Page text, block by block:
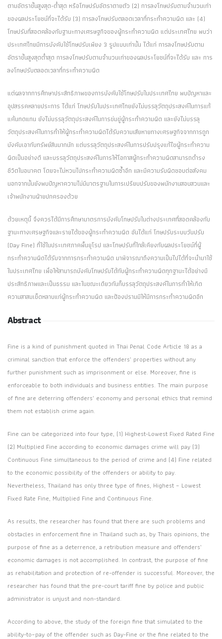
ตามอัตราขั้นสูงสุด-ต่ำสุด หรือโทษปรับอัตราตายตัว (2) การลงโทษปรับตามจำนวนเท่า
ของผลประโยชน์ที่จะได้รับ (3) การลงโทษปรับตลอดเวลาที่กระทำความผิด และ (4)
โทษปรับที่สอดคล้องกับฐานะทางเศรษฐกิจของผู้กระทำความผิด แต่ประเทศไทย พบว่า
ประเทศไทยมีการบังคับใช้โทษปรับเพียง 3 รูปแบบเท่านั้น ได้แก่ การลงโทษปรับตาม
อัตราขั้นสูงสุดต่ำสุด การลงโทษปรับตามจำนวนเท่าของผลประโยชน์ที่จะได้รับ และ การ
ลงโทษปรับตลอดเวลาที่กระทำความผิด
แต่ผลจากการศึกษาประสิทธิภาพของการบังคับใช้โทษปรับในประเทศไทย พบปัญหาและ
อุปสรรคหลายประการ ได้แก่ โทษปรับในประเทศไทยยังไม่บรรลุวัตถุประสงค์ในการแก้
แค้นทดแทน ยังไม่บรรลุวัตถุประสงค์ในการข่มขู่ผู้กระทำความผิด และยังไม่บรรลุ
วัตถุประสงค์ในการทำให้ผู้กระทำความผิดได้รับความเสียหายทางเศรษฐกิจจากการถูก
บังคับเอากับทรัพย์สินมากนัก แต่บรรลุวัตถุประสงค์ในการปรับปรุงแก้ไขผู้กระทำความ
ผิดเป็นอย่างดี และบรรลุวัตถุประสงค์ในการให้โอกาสผู้กระทำความผิดสามารถดำรง
ชีวิตในอนาคต โดยจะไม่หวนไปกระทำความผิดซ้ำอีก และมีความรับผิดชอบต่อสังคม
นอกจากนั้นยังพบปัญหาความไม่มีมาตรฐานในการเปรียบปรับของพนักงานสอบสวนและ
เจ้าพนักงานฝ่ายปกครองด้วย
ด้วยเหตุนี้ จึงควรได้มีการศึกษามาตรการบังคับโทษปรับในต่างประเทศที่สอดคล้องกับ
ฐานะทางเศรษฐกิจและรายได้ของผู้กระทำความผิด อันได้แก่ โทษปรับระบบวันปรับ
(Day Fine) ที่ใช้ในประเทศภาคพื้นยุโรป และโทษปรับที่ใกล้เคียงกับผลประโยชน์ที่ผู้
กระทำความผิดได้รับจากการกระทำความผิด มาพิจารณาถึงความเป็นไปได้ที่จะนำมาใช้
ในประเทศไทย เพื่อให้สามารถบังคับโทษปรับได้กับผู้กระทำความผิดทุกฐานะได้อย่างมี
ประสิทธิภาพและเป็นธรรม และในขณะเดียวกันก็บรรลุวัตถุประสงค์ในการทำให้เกิด
ความสาสมเข็ดหลาบแก่ผู้กระทำความผิด และป้องปรามมิให้มีการกระทำความผิดอีก
Abstract
Fine is a kind of punishment quoted in Thai Penal Code Article 18 as a
criminal sanction that enforce the offenders’ properties without any
further punishment such as imprisonment or else. Moreover, fine is
enforceable to both individuals and business entities. The main purpose
of fine are deterring offenders’ economy and personal ethics that remind
them not establish crime again.
Fine can be categorized into four type, (1) Highest-Lowest Fixed Rated Fine
(2) Multiplied Fine according to economic damages crime will pay (3)
Continuous Fine simultaneous to the period of crime and (4) Fine related
to the economic possibility of the offenders or ability to pay.
Nevertheless, Thailand has only three type of fines, Highest – Lowest
Fixed Rate Fine, Multiplied Fine and Continuous Fine.
As results, the researcher has found that there are such problems and
obstacles in enforcement fine in Thailand such as, by Thais opinions, the
purpose of fine as a deterrence, a retribution measure and offenders’
economic damages is not accomplished. In contrast, the purpose of fine
as rehabilitation and protection of re-offender is successful. Moreover, the
researcher has found that the pre-court tariff fine by police and public
administrator is unjust and non-standard.
According to above, the study of the foreign fine that simulated to the
ability-to–pay of the offender such as Day-Fine or the fine related to the